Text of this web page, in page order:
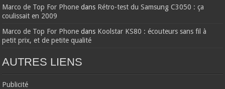
Marco de Top For Phone dans Rétro-test du Samsung C3050 : ça
coulissait en 2009
Marco de Top For Phone dans Koolstar KS80 : écouteurs sans fil à
petit prix, et de petite qualité
AUTRES LIENS
Publicité